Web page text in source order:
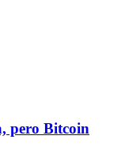
pero Bitcoin